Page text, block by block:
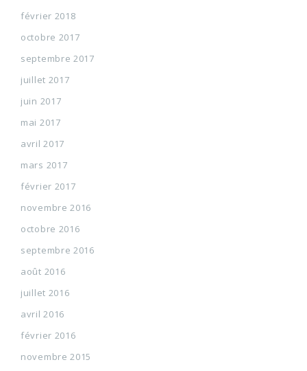
février 2018
octobre 2017
septembre 2017
juillet 2017
juin 2017
mai 2017
avril 2017
mars 2017
février 2017
novembre 2016
octobre 2016
septembre 2016
août 2016
juillet 2016
avril 2016
février 2016
novembre 2015